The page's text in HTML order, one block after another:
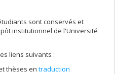
sont conservés et
institutionnel de l'Université
liens suivants :
thèses en traduction